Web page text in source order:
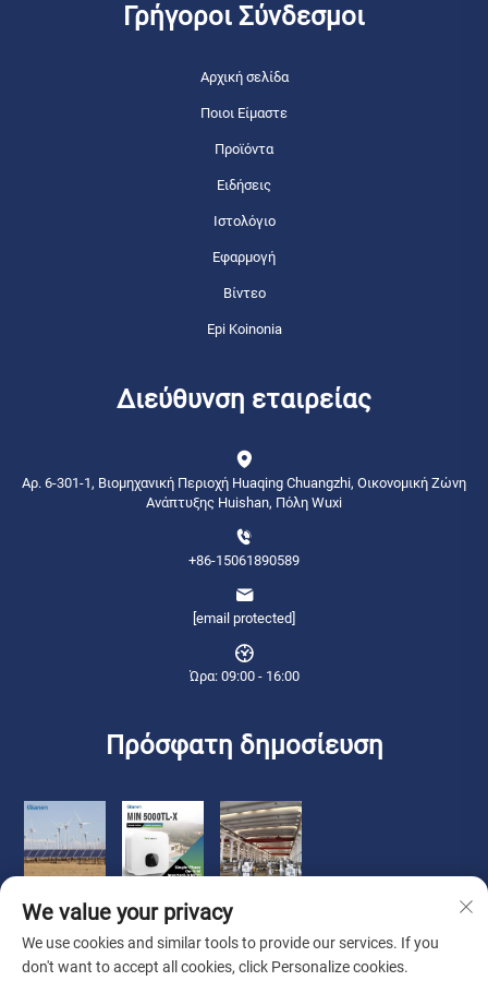
Γρήγοροι Σύνδεσμοι
Αρχική σελίδα
Ποιοι Είμαστε
Προϊόντα
Ειδήσεις
Ιστολόγιο
Εφαρμογή
Βίντεο
Epi Koinonia
Διεύθυνση εταιρείας
Αρ. 6-301-1, Βιομηχανική Περιοχή Huaqing Chuangzhi, Οικονομική Ζώνη
Ανάπτυξης Huishan, Πόλη Wuxi
+86-15061890589
[email protected]
Ώρα: 09:00 - 16:00
Πρόσφατη δημοσίευση
We value your privacy
We use cookies and similar tools to provide our services. If you
don't want to accept all cookies, click Personalize cookies.